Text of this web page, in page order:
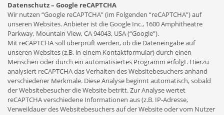
Datenschutz – Google reCAPTCHA
Wir nutzen “Google reCAPTCHA” (im Folgenden “reCAPTCHA”) auf
unseren Websites. Anbieter ist die Google Inc., 1600 Amphitheatre
Parkway, Mountain View, CA 94043, USA (“Google”).
Mit reCAPTCHA soll überprüft werden, ob die Dateneingabe auf
unseren Websites (z.B. in einem Kontaktformular) durch einen
Menschen oder durch ein automatisiertes Programm erfolgt. Hierzu
analysiert reCAPTCHA das Verhalten des Websitebesuchers anhand
verschiedener Merkmale. Diese Analyse beginnt automatisch, sobald
der Websitebesucher die Website betritt. Zur Analyse wertet
reCAPTCHA verschiedene Informationen aus (z.B. IP-Adresse,
Verweildauer des Websitebesuchers auf der Website oder vom Nutzer